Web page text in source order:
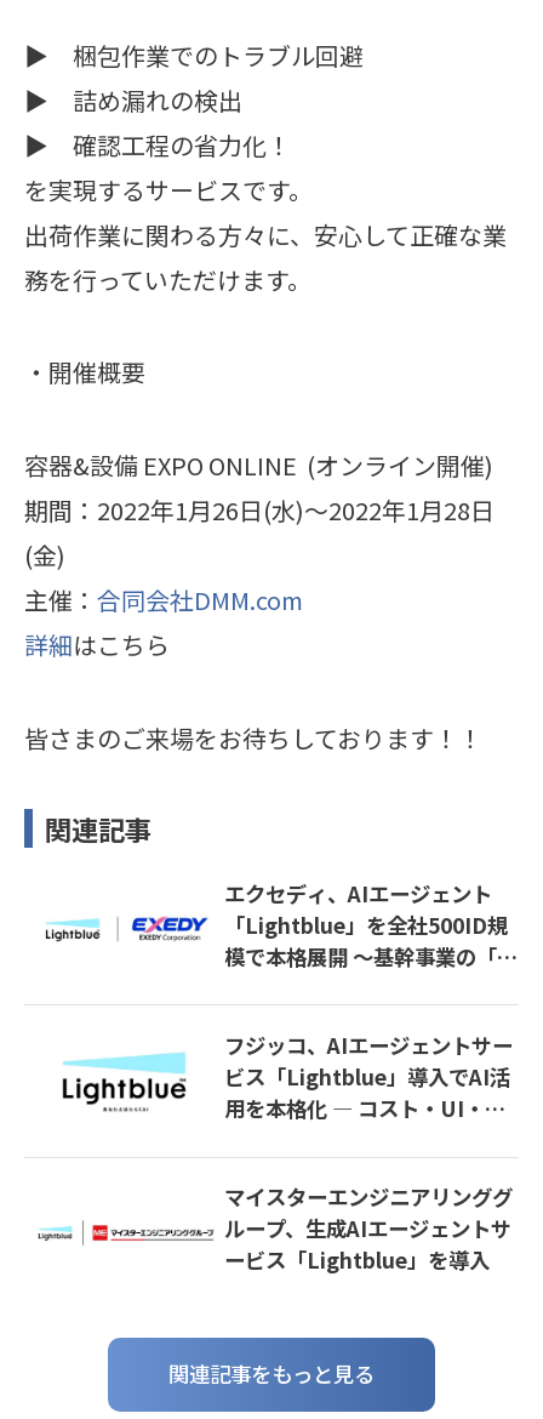
▶︎ 梱包作業でのトラブル回避
▶︎ 詰め漏れの検出
▶︎ 確認工程の省力化！
を実現するサービスです。
出荷作業に関わる方々に、安心して正確な業
務を行っていただけます。
・開催概要
容器&設備 EXPO ONLINE (オンライン開催)
期間：2022年1月26日(水)〜2022年1月28日
(金)
主催： 合同会社DMM.com
詳細はこちら
皆さまのご来場をお待ちしております！！
関連記事
エクセディ、AIエージェント
「Lightblue」を全社500ID規
模で本格展開 〜基幹事業の「稼
フジッコ、AIエージェントサー
ビス「Lightblue」導入でAI活
用を本格化 ― コスト・UI・セ
マイスターエンジニアリンググ
ループ、生成AIエージェントサ
ービス「Lightblue」を導入
関連記事をもっと見る